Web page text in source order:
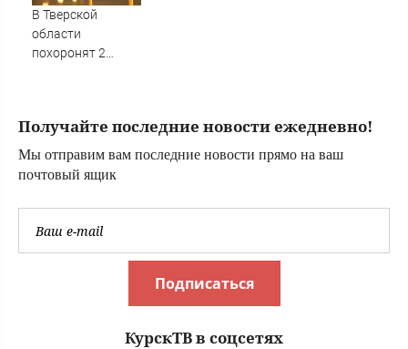
PrimaMedia.ru
В Тверской
области
похоронят 2
Получайте последние новости ежедневно!
Мы отправим вам последние новости прямо на ваш
почтовый ящик
Подписаться
КурскТВ в соцсетях